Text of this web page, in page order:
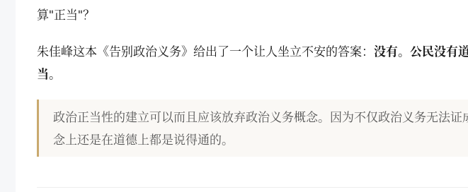
算"正当"？
朱佳峰这本《告别政治义务》给出了一个让人坐立不安的答案： 没有。公民没有
当。
政治正当性的建立可以而且应该放弃政治义务概念。因为不仅政治义务无法
念上还是在道德上都是说得通的。